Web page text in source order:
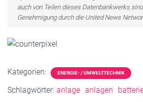
auch von Teilen dieses Datenbankwerks
Genehmigung durch die United News
Kategorien: ENERGIE- / UMWELTTECHNIK
Schlagwörter: anlage anlagen